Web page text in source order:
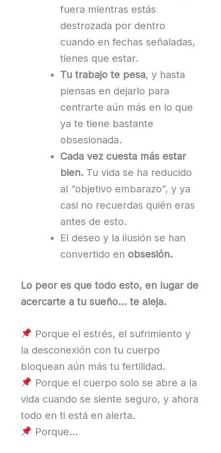
fuera mientras estás
destrozada por dentro
cuando en fechas señaladas,
tienes que estar.
Tu trabajo te pesa, y hasta
piensas en dejarlo para
centrarte aún más en lo que
ya te tiene bastante
obsesionada.
Cada vez cuesta más estar
bien. Tu vida se ha reducido
al “objetivo embarazo”, y ya
casi no recuerdas quién eras
antes de esto.
El deseo y la ilusión se han
convertido en obsesión.
Lo peor es que todo esto, en lugar de
acercarte a tu sueño… te aleja.
Porque el estrés, el sufrimiento y
la desconexión con tu cuerpo
bloquean aún más tu fertilidad.
Porque el cuerpo solo se abre a la
vida cuando se siente seguro, y ahora
todo en ti está en alerta.
Porque…